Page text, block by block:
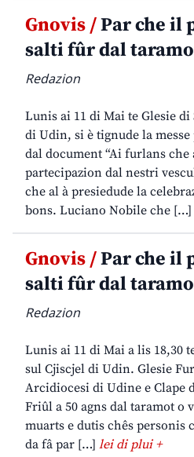
Gnovis /Par che il
salti fûr dal
Redazion
Lunis ai 11 di Mai te Glesie
di Udin, si è tignude la
dal document “Ai furlans che
partecipazion dal nestri
che al à presiedude la
bons. Luciano Nobile che […]
Gnovis /Par che il
salti fûr dal
Redazion
Lunis ai 11 di Mai a lis 18,30
sul Cjiscjel di Udin. Glesie
Arcidiocesi di Udine e Clape
Friûl a 50 agns dal taramot o
muarts e dutis chês personis
da fâ par […] lei di plui +